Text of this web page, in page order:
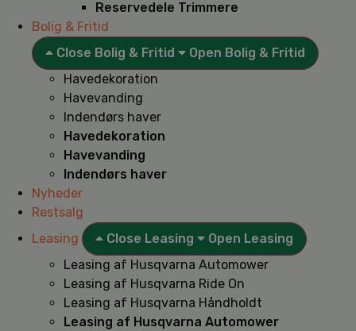
Reservedele Trimmere
Bolig & Fritid
Close Bolig & Fritid
Open Bolig & Fritid
Havedekoration
Havevanding
Indendørs haver
Havedekoration
Havevanding
Indendørs haver
Nyheder
Restsalg
Leasing
Close Leasing
Open Leasing
Leasing af Husqvarna Automower
Leasing af Husqvarna Ride On
Leasing af Husqvarna Håndholdt
Leasing af Husqvarna Automower